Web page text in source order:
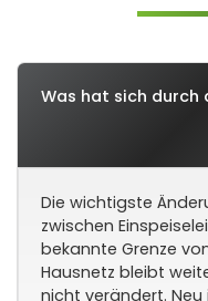
Was hat sich durch
Die wichtigste
zwischen
bekannte Grenze
Hausnetz bleibt
nicht verändert.